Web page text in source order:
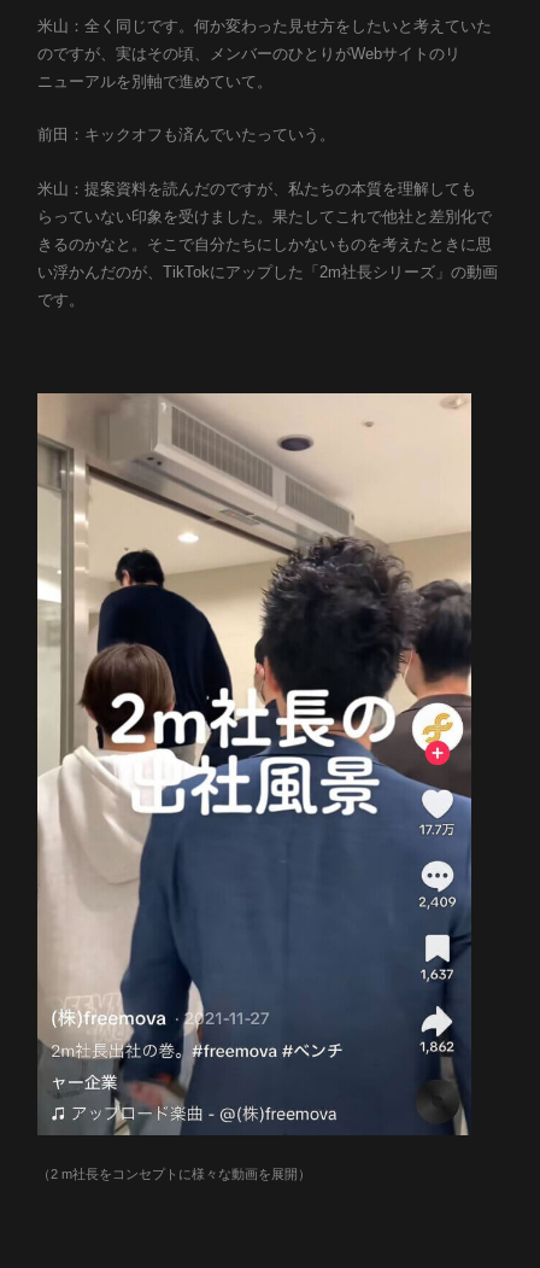
米山：全く同じです。何か変わった見せ方をしたいと考えていた
のですが、実はその頃、メンバーのひとりがWebサイトのリ
ニューアルを別軸で進めていて。
前田：キックオフも済んでいたっていう。
米山：提案資料を読んだのですが、私たちの本質を理解しても
らっていない印象を受けました。果たしてこれで他社と差別化で
きるのかなと。そこで自分たちにしかないものを考えたときに思
い浮かんだのが、TikTokにアップした「2m社長シリーズ」の動画
です。
（2 m社長をコンセプトに様々な動画を展開）